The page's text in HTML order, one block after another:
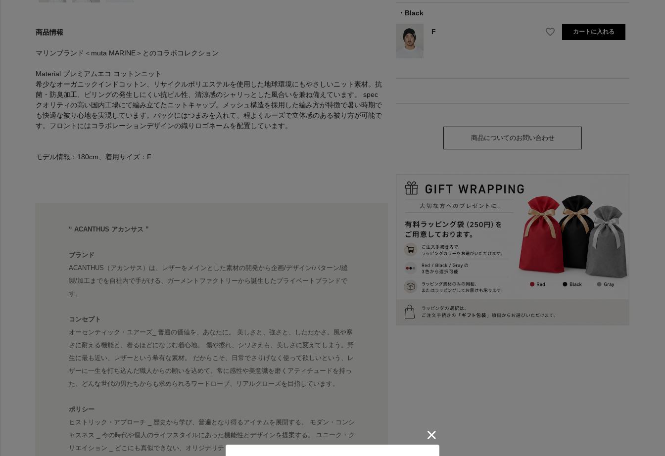
商品情報
マリンブランド＜muta MARINE＞とのコラボコレクション
Material プレミアムエコ コットンニット
希少なオーガニックインドコットン、リサイクルポリエステルを使用した地球環境にもやさしいニット素材。抗
菌・防臭加工、ピリングの発生しにくい抗ピル性、清涼感のシャリっとした風合いを兼ね備えています。 spec
クオリティの高い国内工場にて編み立てたニットキャップ。メッシュ構造を採用した編み方が特徴で暑い時期で
も快適な被り心地を実現しています。バックにはつまみを入れて、程よくルーズで立体感のある被り方が可能で
す。フロントにはコラボレーションデザインの織りロゴネームを配置しています。
モデル情報：180cm、着用サイズ：F
“ ACANTHUS アカンサス ”
ブランド
ACANTHUS（アカンサス）は、レザーをメインとした素材の開発から企画/デザイン/パターン/縫
製/加工までを自社内で手がける、ガーメントファクトリーから誕生したプライベートブランドで
す。
コンセプト
オーセンティック・ユアーズ_ 普遍の価値を、あなたに。 美しさと、強さと、したたかさ。風や寒
さに耐える機能と、着るほどになじむ着心地。 傷や擦れ、シワさえも、美しさに変えてしまう。野
生に最も近い、レザーという希有な素材。 だからこそ、日常でさりげなく使って欲しいという、レ
ザーに一生を打ち込んだ職人からの願いを込めて。常に感性や美意識を磨くアティチュードを持っ
た、どんな世代の男たちからも求められるワードローブ、リアルクローズを目指しています。
ポリシー
ヒストリック・アプローチ _ 歴史から学び、普遍となり得るアイテムを展開する。 モダン・コンシ
ャスネス _ 今の時代や個人のライフスタイルにあった機能性とデザインを提案する。 ユニーク・ク
リエイション _ どこにも真似できない、オリジナリティある手法や発想による物づくり。 ロング・
Black
F カートに入れる
商品についてのお問い合わせ